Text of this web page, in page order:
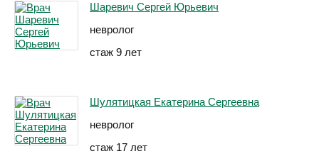
Шаревич Сергей Юрьевич
невролог
стаж 9 лет
Шулятицкая Екатерина Сергеевна
невролог
стаж 17 лет